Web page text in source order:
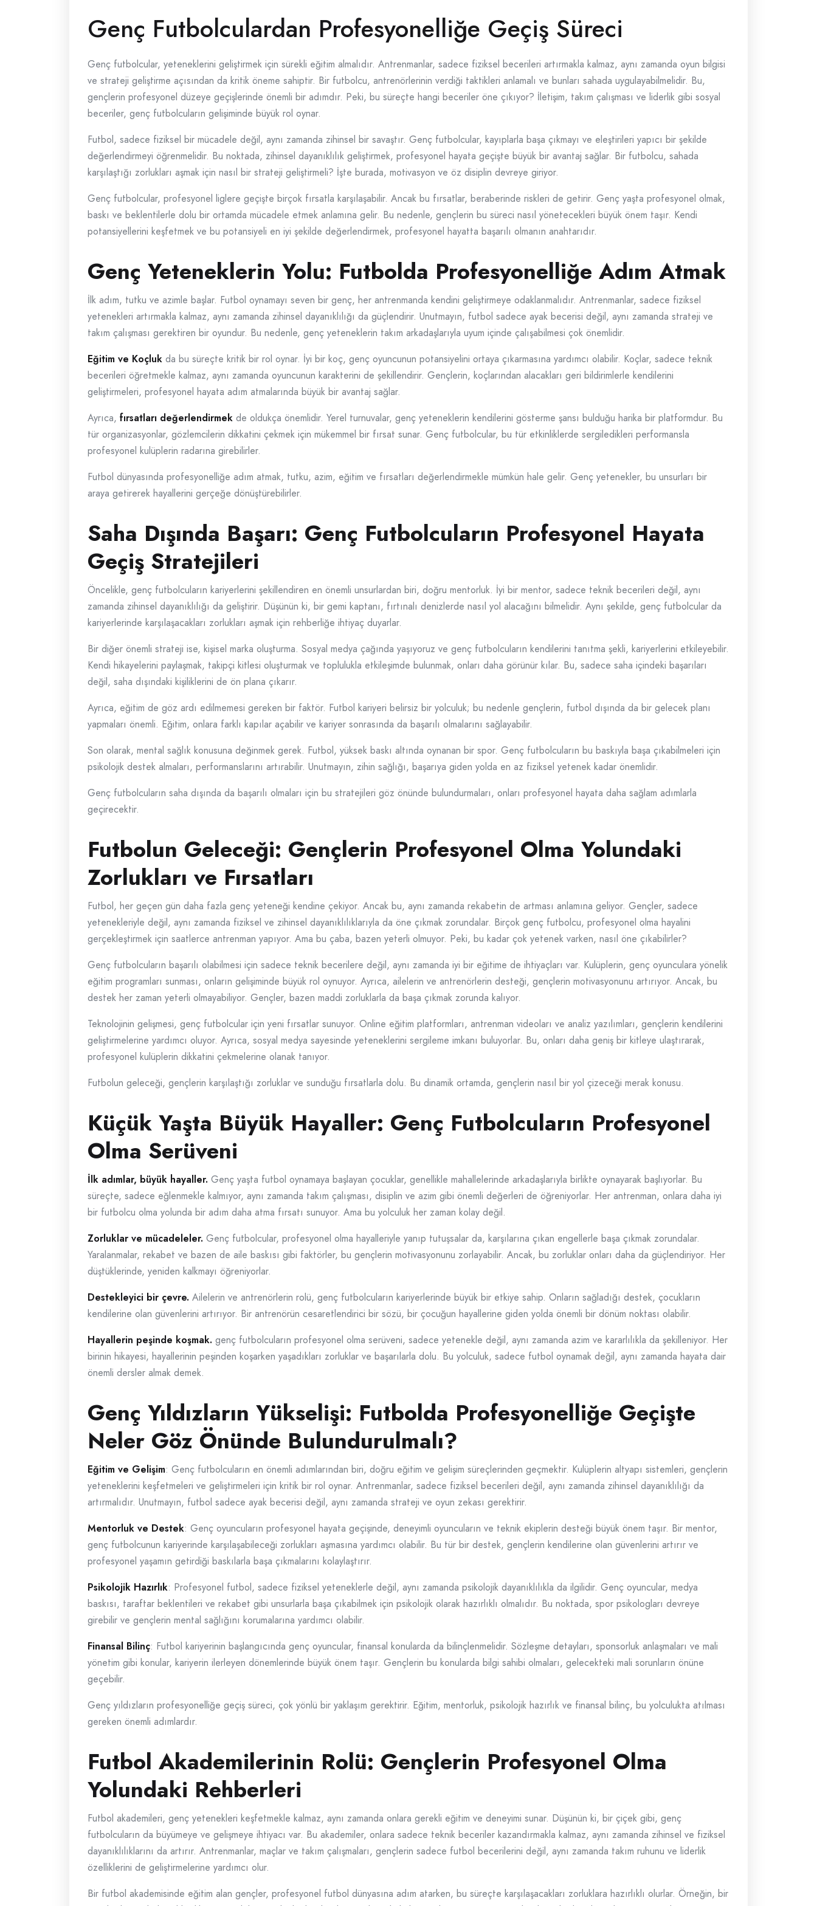
Genç Futbolculardan Profesyonelliğe Geçiş Süreci
Genç futbolcular, yeteneklerini geliştirmek için sürekli eğitim almalıdır. Antrenmanlar, sadece fiziksel becerileri artırmakla kalmaz, aynı zamanda oyun bilgisi
ve strateji geliştirme açısından da kritik öneme sahiptir. Bir futbolcu, antrenörlerinin verdiği taktikleri anlamalı ve bunları sahada uygulayabilmelidir. Bu,
gençlerin profesyonel düzeye geçişlerinde önemli bir adımdır. Peki, bu süreçte hangi beceriler öne çıkıyor? İletişim, takım çalışması ve liderlik gibi sosyal
beceriler, genç futbolcuların gelişiminde büyük rol oynar.
Futbol, sadece fiziksel bir mücadele değil, aynı zamanda zihinsel bir savaştır. Genç futbolcular, kayıplarla başa çıkmayı ve eleştirileri yapıcı bir şekilde
değerlendirmeyi öğrenmelidir. Bu noktada, zihinsel dayanıklılık geliştirmek, profesyonel hayata geçişte büyük bir avantaj sağlar. Bir futbolcu, sahada
karşılaştığı zorlukları aşmak için nasıl bir strateji geliştirmeli? İşte burada, motivasyon ve öz disiplin devreye giriyor.
Genç futbolcular, profesyonel liglere geçişte birçok fırsatla karşılaşabilir. Ancak bu fırsatlar, beraberinde riskleri de getirir. Genç yaşta profesyonel olmak,
baskı ve beklentilerle dolu bir ortamda mücadele etmek anlamına gelir. Bu nedenle, gençlerin bu süreci nasıl yönetecekleri büyük önem taşır. Kendi
potansiyellerini keşfetmek ve bu potansiyeli en iyi şekilde değerlendirmek, profesyonel hayatta başarılı olmanın anahtarıdır.
Genç Yeteneklerin Yolu: Futbolda Profesyonelliğe Adım Atmak
İlk adım, tutku ve azimle başlar. Futbol oynamayı seven bir genç, her antrenmanda kendini geliştirmeye odaklanmalıdır. Antrenmanlar, sadece fiziksel
yetenekleri artırmakla kalmaz, aynı zamanda zihinsel dayanıklılığı da güçlendirir. Unutmayın, futbol sadece ayak becerisi değil, aynı zamanda strateji ve
takım çalışması gerektiren bir oyundur. Bu nedenle, genç yeteneklerin takım arkadaşlarıyla uyum içinde çalışabilmesi çok önemlidir.
Eğitim ve Koçluk da bu süreçte kritik bir rol oynar. İyi bir koç, genç oyuncunun potansiyelini ortaya çıkarmasına yardımcı olabilir. Koçlar, sadece teknik
becerileri öğretmekle kalmaz, aynı zamanda oyuncunun karakterini de şekillendirir. Gençlerin, koçlarından alacakları geri bildirimlerle kendilerini
geliştirmeleri, profesyonel hayata adım atmalarında büyük bir avantaj sağlar.
Ayrıca, fırsatları değerlendirmek de oldukça önemlidir. Yerel turnuvalar, genç yeteneklerin kendilerini gösterme şansı bulduğu harika bir platformdur. Bu
tür organizasyonlar, gözlemcilerin dikkatini çekmek için mükemmel bir fırsat sunar. Genç futbolcular, bu tür etkinliklerde sergiledikleri performansla
profesyonel kulüplerin radarına girebilirler.
Futbol dünyasında profesyonelliğe adım atmak, tutku, azim, eğitim ve fırsatları değerlendirmekle mümkün hale gelir. Genç yetenekler, bu unsurları bir
araya getirerek hayallerini gerçeğe dönüştürebilirler.
Saha Dışında Başarı: Genç Futbolcuların Profesyonel Hayata
Geçiş Stratejileri
Öncelikle, genç futbolcuların kariyerlerini şekillendiren en önemli unsurlardan biri, doğru mentorluk. İyi bir mentor, sadece teknik becerileri değil, aynı
zamanda zihinsel dayanıklılığı da geliştirir. Düşünün ki, bir gemi kaptanı, fırtınalı denizlerde nasıl yol alacağını bilmelidir. Aynı şekilde, genç futbolcular da
kariyerlerinde karşılaşacakları zorlukları aşmak için rehberliğe ihtiyaç duyarlar.
Bir diğer önemli strateji ise, kişisel marka oluşturma. Sosyal medya çağında yaşıyoruz ve genç futbolcuların kendilerini tanıtma şekli, kariyerlerini etkileyebilir.
Kendi hikayelerini paylaşmak, takipçi kitlesi oluşturmak ve toplulukla etkileşimde bulunmak, onları daha görünür kılar. Bu, sadece saha içindeki başarıları
değil, saha dışındaki kişiliklerini de ön plana çıkarır.
Ayrıca, eğitim de göz ardı edilmemesi gereken bir faktör. Futbol kariyeri belirsiz bir yolculuk; bu nedenle gençlerin, futbol dışında da bir gelecek planı
yapmaları önemli. Eğitim, onlara farklı kapılar açabilir ve kariyer sonrasında da başarılı olmalarını sağlayabilir.
Son olarak, mental sağlık konusuna değinmek gerek. Futbol, yüksek baskı altında oynanan bir spor. Genç futbolcuların bu baskıyla başa çıkabilmeleri için
psikolojik destek almaları, performanslarını artırabilir. Unutmayın, zihin sağlığı, başarıya giden yolda en az fiziksel yetenek kadar önemlidir.
Genç futbolcuların saha dışında da başarılı olmaları için bu stratejileri göz önünde bulundurmaları, onları profesyonel hayata daha sağlam adımlarla
geçirecektir.
Futbolun Geleceği: Gençlerin Profesyonel Olma Yolundaki
Zorlukları ve Fırsatları
Futbol, her geçen gün daha fazla genç yeteneği kendine çekiyor. Ancak bu, aynı zamanda rekabetin de artması anlamına geliyor. Gençler, sadece
yetenekleriyle değil, aynı zamanda fiziksel ve zihinsel dayanıklılıklarıyla da öne çıkmak zorundalar. Birçok genç futbolcu, profesyonel olma hayalini
gerçekleştirmek için saatlerce antrenman yapıyor. Ama bu çaba, bazen yeterli olmuyor. Peki, bu kadar çok yetenek varken, nasıl öne çıkabilirler?
Genç futbolcuların başarılı olabilmesi için sadece teknik becerilere değil, aynı zamanda iyi bir eğitime de ihtiyaçları var. Kulüplerin, genç oyunculara yönelik
eğitim programları sunması, onların gelişiminde büyük rol oynuyor. Ayrıca, ailelerin ve antrenörlerin desteği, gençlerin motivasyonunu artırıyor. Ancak, bu
destek her zaman yeterli olmayabiliyor. Gençler, bazen maddi zorluklarla da başa çıkmak zorunda kalıyor.
Teknolojinin gelişmesi, genç futbolcular için yeni fırsatlar sunuyor. Online eğitim platformları, antrenman videoları ve analiz yazılımları, gençlerin kendilerini
geliştirmelerine yardımcı oluyor. Ayrıca, sosyal medya sayesinde yeteneklerini sergileme imkanı buluyorlar. Bu, onları daha geniş bir kitleye ulaştırarak,
profesyonel kulüplerin dikkatini çekmelerine olanak tanıyor.
Futbolun geleceği, gençlerin karşılaştığı zorluklar ve sunduğu fırsatlarla dolu. Bu dinamik ortamda, gençlerin nasıl bir yol çizeceği merak konusu.
Küçük Yaşta Büyük Hayaller: Genç Futbolcuların Profesyonel
Olma Serüveni
İlk adımlar, büyük hayaller. Genç yaşta futbol oynamaya başlayan çocuklar, genellikle mahallelerinde arkadaşlarıyla birlikte oynayarak başlıyorlar. Bu
süreçte, sadece eğlenmekle kalmıyor, aynı zamanda takım çalışması, disiplin ve azim gibi önemli değerleri de öğreniyorlar. Her antrenman, onlara daha iyi
bir futbolcu olma yolunda bir adım daha atma fırsatı sunuyor. Ama bu yolculuk her zaman kolay değil.
Zorluklar ve mücadeleler. Genç futbolcular, profesyonel olma hayalleriyle yanıp tutuşsalar da, karşılarına çıkan engellerle başa çıkmak zorundalar.
Yaralanmalar, rekabet ve bazen de aile baskısı gibi faktörler, bu gençlerin motivasyonunu zorlayabilir. Ancak, bu zorluklar onları daha da güçlendiriyor. Her
düştüklerinde, yeniden kalkmayı öğreniyorlar.
Destekleyici bir çevre. Ailelerin ve antrenörlerin rolü, genç futbolcuların kariyerlerinde büyük bir etkiye sahip. Onların sağladığı destek, çocukların
kendilerine olan güvenlerini artırıyor. Bir antrenörün cesaretlendirici bir sözü, bir çocuğun hayallerine giden yolda önemli bir dönüm noktası olabilir.
Hayallerin peşinde koşmak. genç futbolcuların profesyonel olma serüveni, sadece yetenekle değil, aynı zamanda azim ve kararlılıkla da şekilleniyor. Her
birinin hikayesi, hayallerinin peşinden koşarken yaşadıkları zorluklar ve başarılarla dolu. Bu yolculuk, sadece futbol oynamak değil, aynı zamanda hayata dair
önemli dersler almak demek.
Genç Yıldızların Yükselişi: Futbolda Profesyonelliğe Geçişte
Neler Göz Önünde Bulundurulmalı?
Eğitim ve Gelişim: Genç futbolcuların en önemli adımlarından biri, doğru eğitim ve gelişim süreçlerinden geçmektir. Kulüplerin altyapı sistemleri, gençlerin
yeteneklerini keşfetmeleri ve geliştirmeleri için kritik bir rol oynar. Antrenmanlar, sadece fiziksel becerileri değil, aynı zamanda zihinsel dayanıklılığı da
artırmalıdır. Unutmayın, futbol sadece ayak becerisi değil, aynı zamanda strateji ve oyun zekası gerektirir.
Mentorluk ve Destek: Genç oyuncuların profesyonel hayata geçişinde, deneyimli oyuncuların ve teknik ekiplerin desteği büyük önem taşır. Bir mentor,
genç futbolcunun kariyerinde karşılaşabileceği zorlukları aşmasına yardımcı olabilir. Bu tür bir destek, gençlerin kendilerine olan güvenlerini artırır ve
profesyonel yaşamın getirdiği baskılarla başa çıkmalarını kolaylaştırır.
Psikolojik Hazırlık: Profesyonel futbol, sadece fiziksel yeteneklerle değil, aynı zamanda psikolojik dayanıklılıkla da ilgilidir. Genç oyuncular, medya
baskısı, taraftar beklentileri ve rekabet gibi unsurlarla başa çıkabilmek için psikolojik olarak hazırlıklı olmalıdır. Bu noktada, spor psikologları devreye
girebilir ve gençlerin mental sağlığını korumalarına yardımcı olabilir.
Finansal Bilinç: Futbol kariyerinin başlangıcında genç oyuncular, finansal konularda da bilinçlenmelidir. Sözleşme detayları, sponsorluk anlaşmaları ve mali
yönetim gibi konular, kariyerin ilerleyen dönemlerinde büyük önem taşır. Gençlerin bu konularda bilgi sahibi olmaları, gelecekteki mali sorunların önüne
geçebilir.
Genç yıldızların profesyonelliğe geçiş süreci, çok yönlü bir yaklaşım gerektirir. Eğitim, mentorluk, psikolojik hazırlık ve finansal bilinç, bu yolculukta atılması
gereken önemli adımlardır.
Futbol Akademilerinin Rolü: Gençlerin Profesyonel Olma
Yolundaki Rehberleri
Futbol akademileri, genç yetenekleri keşfetmekle kalmaz, aynı zamanda onlara gerekli eğitim ve deneyimi sunar. Düşünün ki, bir çiçek gibi, genç
futbolcuların da büyümeye ve gelişmeye ihtiyacı var. Bu akademiler, onlara sadece teknik beceriler kazandırmakla kalmaz, aynı zamanda zihinsel ve fiziksel
dayanıklılıklarını da artırır. Antrenmanlar, maçlar ve takım çalışmaları, gençlerin sadece futbol becerilerini değil, aynı zamanda takım ruhunu ve liderlik
özelliklerini de geliştirmelerine yardımcı olur.
Bir futbol akademisinde eğitim alan gençler, profesyonel futbol dünyasına adım atarken, bu süreçte karşılaşacakları zorluklara hazırlıklı olurlar. Örneğin, bir